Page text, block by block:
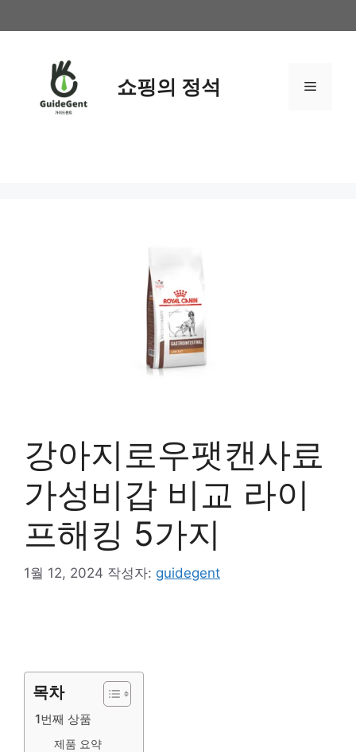
텐
쇼핑의 정석 메
강아지로우팻캔사료
가성비갑 비교 라이
프해킹 5가지
1월 12, 2024 작성자: guidegent
목차
1번째 상품
제품 요약